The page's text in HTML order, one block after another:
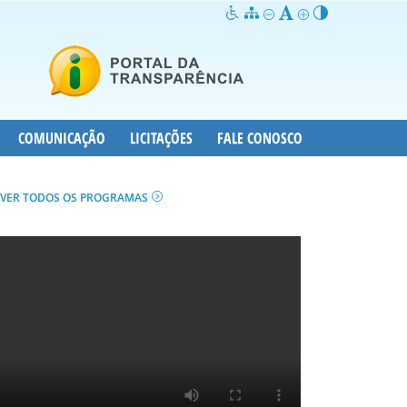
COMUNICAÇÃO LICITAÇÕES FALE CONOSCO
VER TODOS OS PROGRAMAS